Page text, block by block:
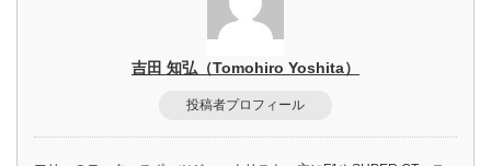
吉田 知弘（Tomohiro Yoshita）
投稿者プロフィール